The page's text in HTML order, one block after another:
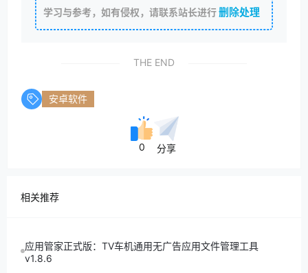
学习与参考，如有侵权，请联系站长进行删除处理
THE END
安卓软件
0 分享
相关推荐
应用管家正式版：TV车机通用无广告应用文件管理工具
v1.8.6